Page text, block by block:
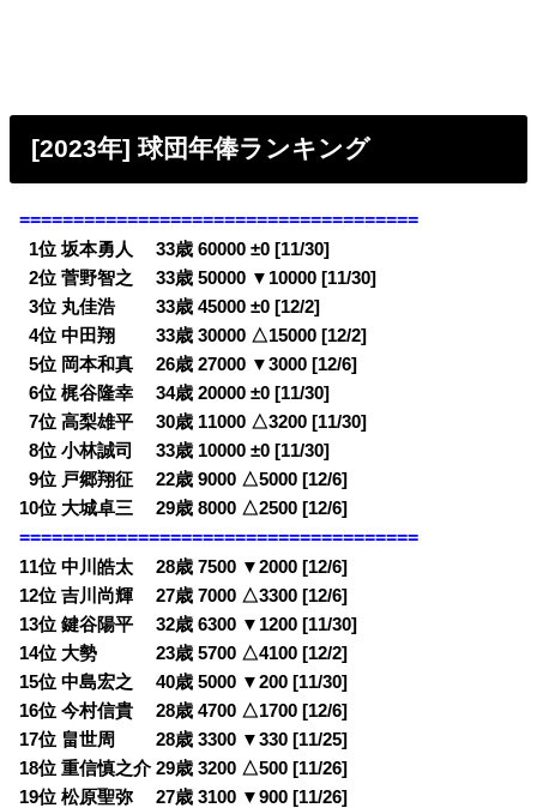
[2023年] 球団年俸ランキング
=====================================
1位 坂本勇人 33歳 60000 ±0 [11/30]
02位 菅野智之 33歳 50000 ▼10000 [11/30]
03位 丸佳浩 33歳 45000 ±0 [12/2]
04位 中田翔 33歳 30000 △15000 [12/2]
05位 岡本和真 26歳 27000 ▼3000 [12/6]
06位 梶谷隆幸 34歳 20000 ±0 [11/30]
07位 高梨雄平 30歳 11000 △3200 [11/30]
08位 小林誠司 33歳 10000 ±0 [11/30]
09位 戸郷翔征 22歳 9000 △5000 [12/6]
10位 大城卓三 29歳 8000 △2500 [12/6]
=====================================
11位 中川皓太 28歳 7500 ▼2000 [12/6]
12位 吉川尚輝 27歳 7000 △3300 [12/6]
13位 鍵谷陽平 32歳 6300 ▼1200 [11/30]
14位 大勢 23歳 5700 △4100 [12/2]
15位 中島宏之 40歳 5000 ▼200 [11/30]
16位 今村信貴 28歳 4700 △1700 [12/6]
17位 畠世周 28歳 3300 ▼330 [11/25]
18位 重信慎之介 29歳 3200 △500 [11/26]
19位 松原聖弥 27歳 3100 ▼900 [11/26]